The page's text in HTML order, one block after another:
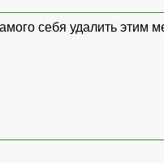
себя удалить этим